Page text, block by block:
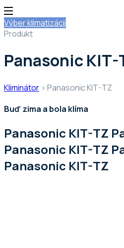
Výber klimatizácií
Produkt
Panasonic KIT-
Kliminátor > Panasonic KIT-TZ
Buď zima a bola klíma
Panasonic KIT-TZ
Panasonic KIT-TZ
Panasonic KIT-TZ